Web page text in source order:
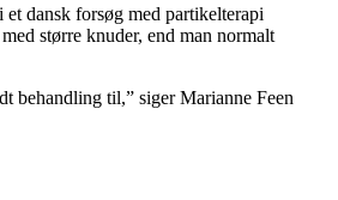
dansk forsøg med partikelterapi
større knuder, end man normalt
behandling til,” siger Marianne Feen